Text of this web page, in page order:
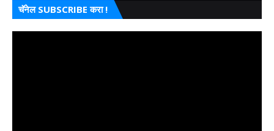
चॅनेल SUBSCRIBE करा !